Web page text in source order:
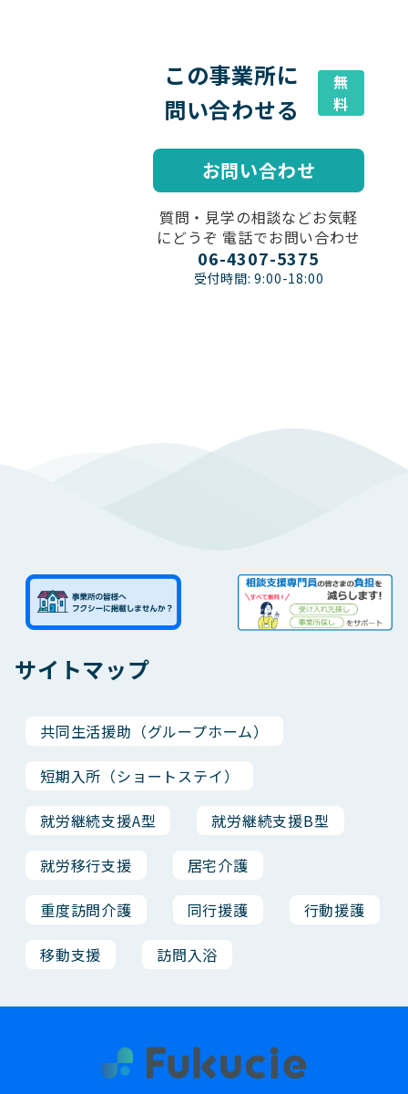
この事業所に
問い合わせる
無
料
お問い合わせ
質問・見学の相談などお気軽
にどうぞ 電話でお問い合わせ
06-4307-5375
受付時間: 9:00-18:00
サイトマップ
共同生活援助（グループホーム）
短期入所（ショートステイ）
就労継続支援A型 就労継続支援B型
就労移行支援 居宅介護
重度訪問介護 同行援護 行動援護
移動支援 訪問入浴